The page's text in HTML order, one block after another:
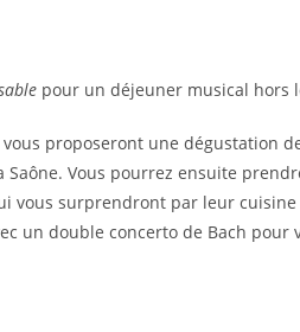
pour un déjeuner musical hors
proposeront une dégustation
Vous pourrez ensuite
surprendront par leur
un double concerto de Bach pour